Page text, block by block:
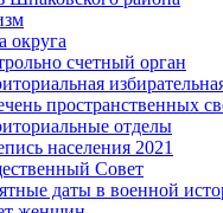
округа
счетный орган
пространственных
отделы
населения 2021
Совет
даты в военной